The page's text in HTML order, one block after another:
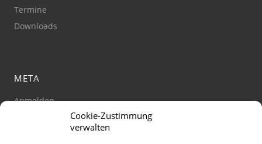
Cookie-Zustimmung
verwalten
Termine
Downloads
META
Anmelden